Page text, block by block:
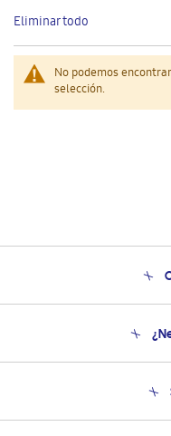
No podemos
selección.
este
artículo
Eliminar todo